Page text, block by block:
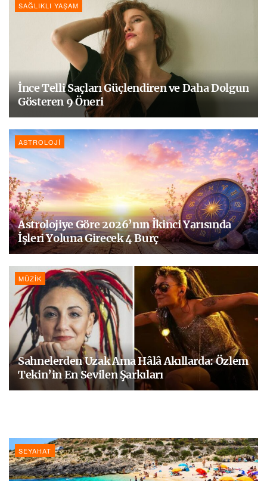
SAĞLIKLI YAŞAM
İnce Telli Saçları Güçlendiren ve Daha Dolgun
Gösteren 9 Öneri
ASTROLOJI
Astrolojiye Göre 2026’nın İkinci Yarısında
İşleri Yoluna Girecek 4 Burç
MÜZIK
Sahnelerden Uzak Ama Hâlâ Akıllarda: Özlem
Tekin’in En Sevilen Şarkıları
SEYAHAT